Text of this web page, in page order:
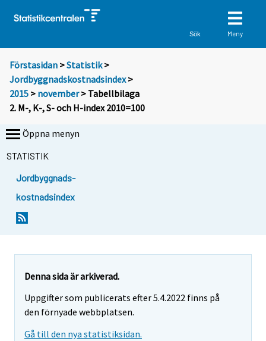
Sök Meny
Förstasidan >Statistik >
Jordbyggnadskostnadsindex>
2015 > november> Tabellbilaga
2. M-, K-, S- och H-index 2010=100
Öppna menyn
STATISTIK
Jordbyggnads-
kostnadsindex
Denna sida är arkiverad.
Uppgifter som publicerats efter 5.4.2022 finns på
den förnyade webbplatsen.
Gå till den nya statistiksidan.